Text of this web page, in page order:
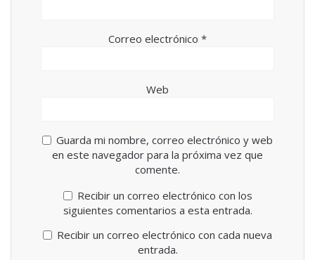
Correo electrónico *
Web
Guarda mi nombre, correo electrónico y web
en este navegador para la próxima vez que
comente.
Recibir un correo electrónico con los
siguientes comentarios a esta entrada.
Recibir un correo electrónico con cada nueva
entrada.